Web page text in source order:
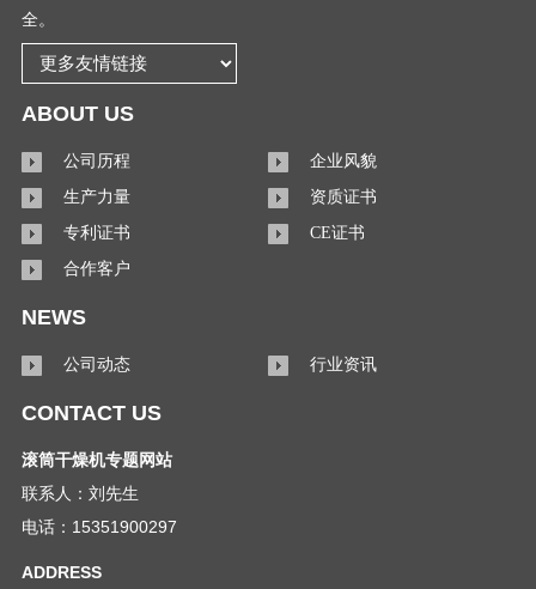
全。
ABOUT US
公司历程
企业风貌
生产力量
资质证书
专利证书
CE证书
合作客户
NEWS
公司动态 行业资讯
CONTACT US
滚筒干燥机专题网站
联系人：刘先生
电话：15351900297
ADDRESS